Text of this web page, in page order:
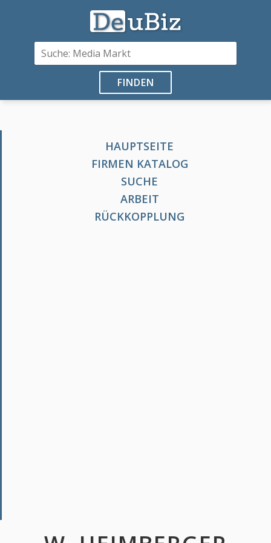
FINDEN
HAUPTSEITE
FIRMEN KATALOG
SUCHE
ARBEIT
RÜCKKOPPLUNG